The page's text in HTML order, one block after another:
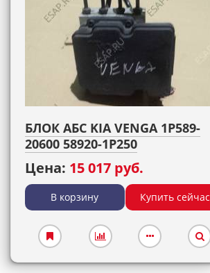
БЛОК АБС KIA VENGA 1P589-
20600 58920-1P250
Цена: 15 017 руб.
В корзину Купить сейчас